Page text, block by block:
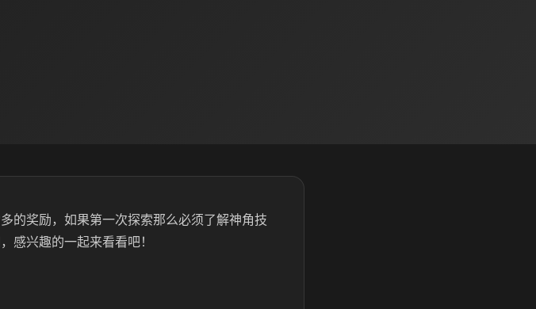
的奖励，如果第一次探索那么必须了解神角技
感兴趣的一起来看看吧！